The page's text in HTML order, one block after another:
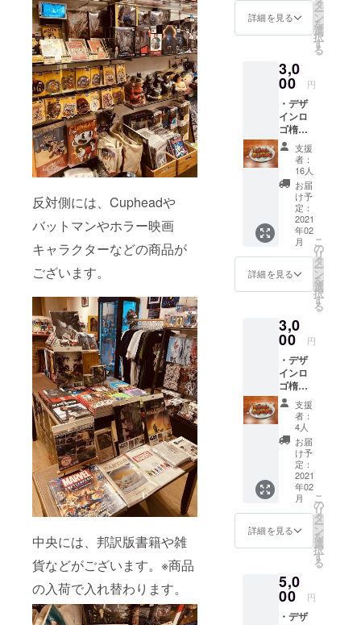
反対側には、Cupheadや
バットマンやホラー映画
キャラクターなどの商品が
ございます。
中央には、邦訳版書籍や雑
貨などがございます。※商品
の入荷で入れ替わります。
ダー
（サイ
）
ンバス
ポーチ
（サイ
幅19cm
x 縦幅
13cm x
マチ
6cm）
※楕円形
缶バッ
ジ、
キャン
バス
ポーチ
はイ
メージ
デザイ
ンの為
実際の
物と異
すの
で、予
めご了
承くだ
さい。
詳細を見る
タ
ー
ン
を
選
択
す
る
3,0
00 円
・デザ
インロ
ゴ楕円
形缶
バッジ
（楕円
形缶
バッジ
70×45
mm） ※
楕円形
缶バッ
ジはイ
メージ
デザイ
ンの為
物と異
なる場
合もご
ざいま
すの
で、予
めご了
承くだ
さい。
・オリ
ジナル
ロゴ
モーテ
ルキー
ホル
ダー
（サイ
） ・お
好きな
リーフ
コミッ
支援
者：
16人
お届
け予
定：
2021
年02
月
詳細を見る
こ
の
リ
タ
ー
ン
を
選
択
す
る
3,0
00 円
・デザ
インロ
ゴ楕円
形缶
バッジ
（楕円
形缶
バッジ
70×45
mm） ※
楕円形
缶バッ
ジはイ
メージ
デザイ
ンの為
物と異
なる場
合もご
ざいま
支援
者：
4人
お届
け予
定：
2021
年02
月
詳細を見る
こ
の
リ
タ
ー
ン
を
選
択
す
る
5,0
00 円
・デザ